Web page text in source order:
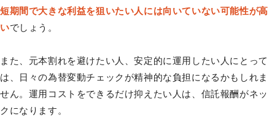
短期間で大きな利益を狙いたい人には向いていない可能性が高
いでしょう。
また、元本割れを避けたい人、安定的に運用したい人にとって
は、日々の為替変動チェックが精神的な負担になるかもしれま
せん。運用コストをできるだけ抑えたい人は、信託報酬がネッ
クになります。